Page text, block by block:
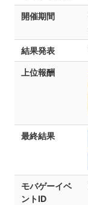
開催期間
結果発表
上位報酬
最終結果
モバゲーイベ
ントID